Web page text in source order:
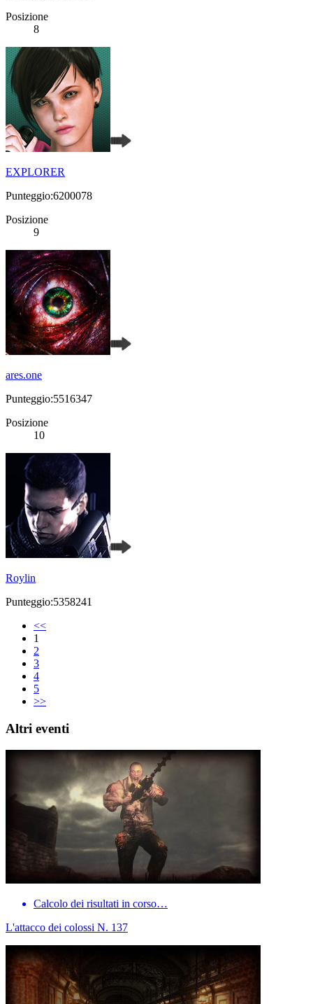
Posizione
8
EXPLORER
Punteggio:6200078
Posizione
9
ares.one
Punteggio:5516347
Posizione
10
Roylin
Punteggio:5358241
<<
1
2
3
4
5
>>
Altri eventi
Calcolo dei risultati in corso…
L'attacco dei colossi N. 137